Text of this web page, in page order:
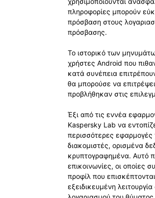
πληροφορίες μπορούν
πρόσβαση στους
πρόσβασης.
Το ιστορικό των
χρήστες Android που
κατά συνέπεια
θα μπορούσε να
προβλήθηκαν στις
Έξι από τις εννέα
Kaspersky Lab να
περισσότερες εφαρμογές
διακομιστές, ορισμένα
κρυπτογραφημένα. Αυτό
επικοινωνίες, οι οποίες
προφίλ που
εξειδικευμένη